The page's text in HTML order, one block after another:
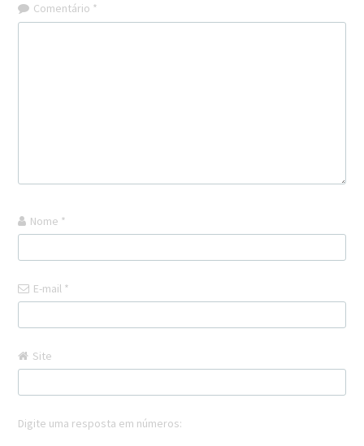
Comentário *
Nome *
E-mail *
Site
Digite uma resposta em números: